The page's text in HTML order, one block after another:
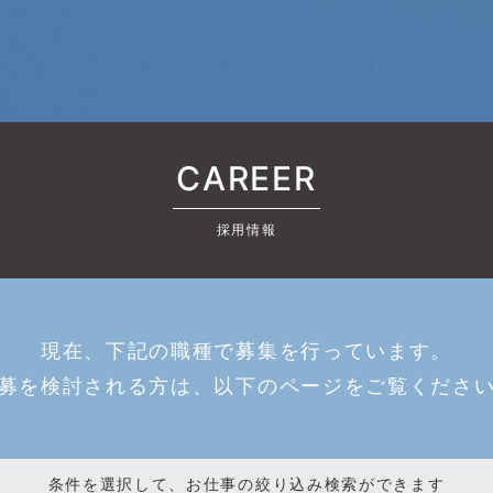
CAREER
採用情報
現在、下記の職種で募集を行っています。
を検討される方は、以下のページをご覧くださ
条件を選択して、お仕事の絞り込み検索ができます